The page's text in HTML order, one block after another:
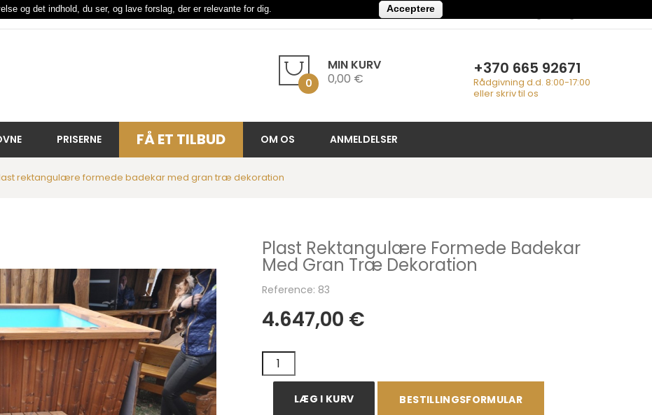
MIN KURV
0 0,00 €
+370 665 92671
Rådgivning d.d. 8:00-17:00
eller skriv til os
PRISERNE FÅ ET TILBUD OM OS ANMELDELSER
rektangulære formede badekar med gran træ dekoration
Plast Rektangulære Formede Badekar
Med Gran Træ Dekoration
Reference: 83
4.647,00 €
LÆG I KURV BESTILLINGSFORMULAR
og det indhold, du ser, og lave forslag, der er relevante for dig. Acceptere